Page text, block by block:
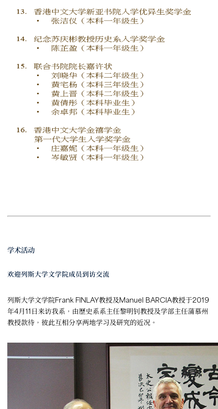
学术活动
欢迎列斯大学文学院成员到访交流
列斯大学文学院Frank FINLAY教授及Manuel BARCIA教授于2019
年4月11日来访我系，由歷史系系主任黎明钊教授及学部主任蒲慕州
教授款待，彼此互相分享两地学习及研究的近况。